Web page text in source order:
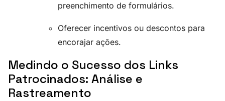
preenchimento de formulários.
Oferecer incentivos ou descontos para
encorajar ações.
Medindo o Sucesso dos Links
Patrocinados: Análise e
Rastreamento